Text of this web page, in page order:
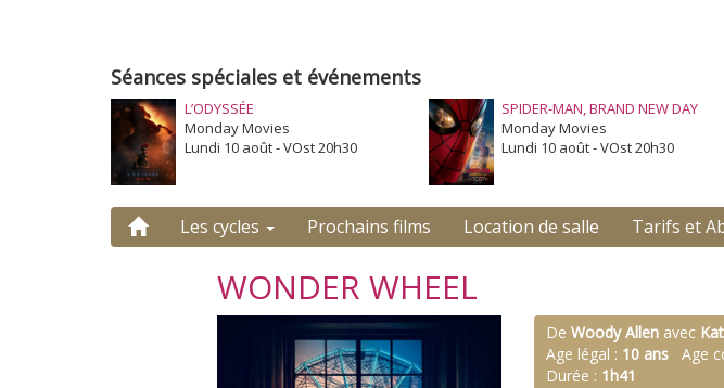
Séances spéciales et événements
L’ODYSSÉE
Monday Movies
Lundi 10 août - VOst 20h30
SPIDER-MAN, BRAND NEW DAY
Monday Movies
Lundi 10 août - VOst 20h30
Les cycles Prochains films Location de salle Tarifs et
WONDER WHEEL
De Woody Allen avec
Age légal : 10 ans Age
Durée : 1h41